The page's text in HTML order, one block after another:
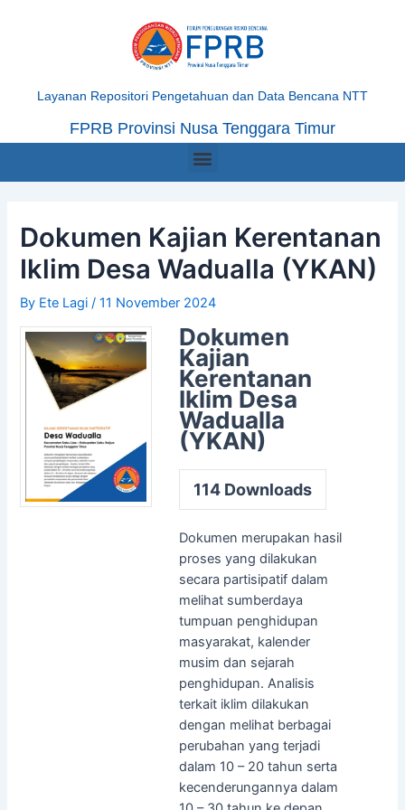
Layanan Repositori Pengetahuan dan Data Bencana NTT
FPRB Provinsi Nusa Tenggara Timur
Menu
Dokumen Kajian Kerentanan
Iklim Desa Wadualla (YKAN)
By Ete Lagi/11 November 2024
Dokumen
Kajian
Kerentanan
Iklim Desa
Wadualla
(YKAN)
114Downloads
Dokumen merupakan hasil
proses yang dilakukan
secara partisipatif dalam
melihat sumberdaya
tumpuan penghidupan
masyarakat, kalender
musim dan sejarah
penghidupan. Analisis
terkait iklim dilakukan
dengan melihat berbagai
perubahan yang terjadi
dalam 10 – 20 tahun serta
kecenderungannya dalam